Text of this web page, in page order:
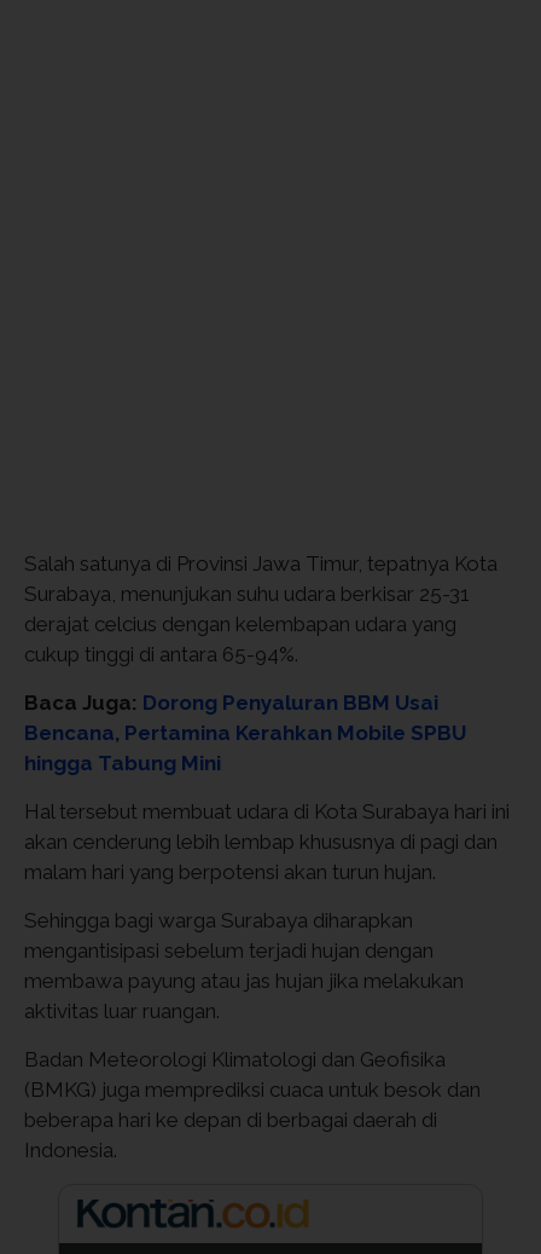
Salah satunya di Provinsi Jawa Timur, tepatnya Kota
Surabaya, menunjukan suhu udara berkisar 25-31
derajat celcius dengan kelembapan udara yang
cukup tinggi di antara 65-94%.
Baca Juga: Dorong Penyaluran BBM Usai
Bencana, Pertamina Kerahkan Mobile SPBU
hingga Tabung Mini
Hal tersebut membuat udara di Kota Surabaya hari ini
akan cenderung lebih lembap khususnya di pagi dan
malam hari yang berpotensi akan turun hujan.
Sehingga bagi warga Surabaya diharapkan
mengantisipasi sebelum terjadi hujan dengan
membawa payung atau jas hujan jika melakukan
aktivitas luar ruangan.
Badan Meteorologi Klimatologi dan Geofisika
(BMKG) juga memprediksi cuaca untuk besok dan
beberapa hari ke depan di berbagai daerah di
Indonesia.